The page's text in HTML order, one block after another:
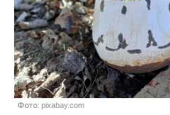
Фото: pixabay.com